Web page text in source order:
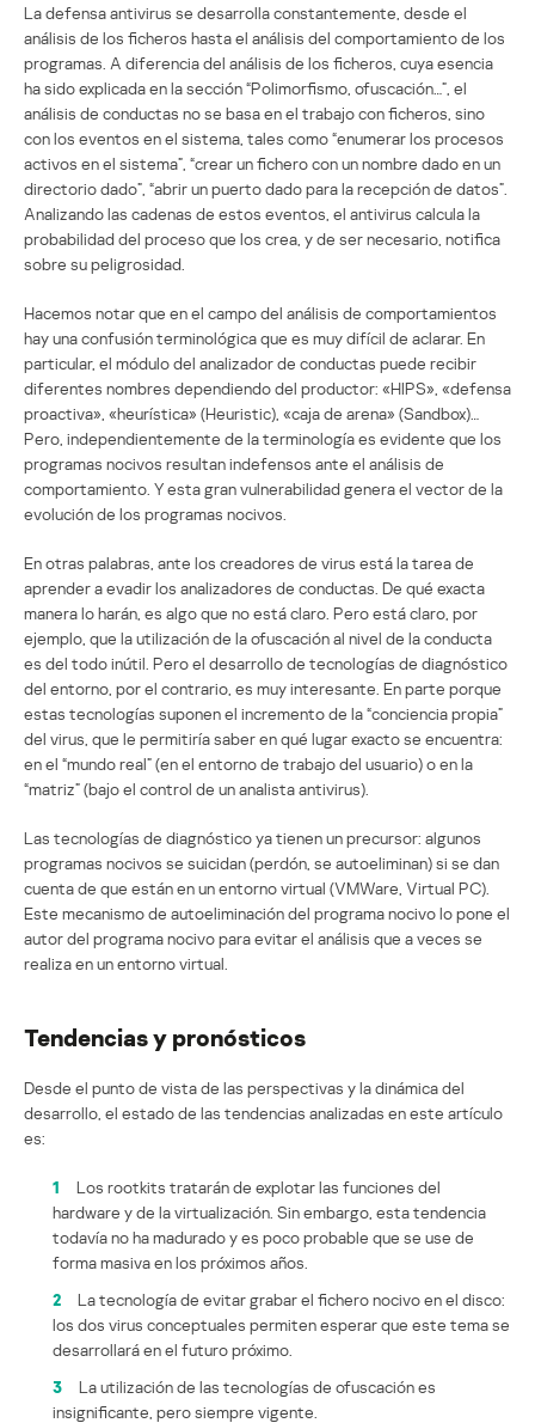
La defensa antivirus se desarrolla constantemente, desde el
análisis de los ficheros hasta el análisis del comportamiento de los
programas. A diferencia del análisis de los ficheros, cuya esencia
ha sido explicada en la sección “Polimorfismo, ofuscación…”, el
análisis de conductas no se basa en el trabajo con ficheros, sino
con los eventos en el sistema, tales como “enumerar los procesos
activos en el sistema”, “crear un fichero con un nombre dado en un
directorio dado”, “abrir un puerto dado para la recepción de datos”.
Analizando las cadenas de estos eventos, el antivirus calcula la
probabilidad del proceso que los crea, y de ser necesario, notifica
sobre su peligrosidad.
Hacemos notar que en el campo del análisis de comportamientos
hay una confusión terminológica que es muy difícil de aclarar. En
particular, el módulo del analizador de conductas puede recibir
diferentes nombres dependiendo del productor: «HIPS», «defensa
proactiva», «heurística» (Heuristic), «caja de arena» (Sandbox)…
Pero, independientemente de la terminología es evidente que los
programas nocivos resultan indefensos ante el análisis de
comportamiento. Y esta gran vulnerabilidad genera el vector de la
evolución de los programas nocivos.
En otras palabras, ante los creadores de virus está la tarea de
aprender a evadir los analizadores de conductas. De qué exacta
manera lo harán, es algo que no está claro. Pero está claro, por
ejemplo, que la utilización de la ofuscación al nivel de la conducta
es del todo inútil. Pero el desarrollo de tecnologías de diagnóstico
del entorno, por el contrario, es muy interesante. En parte porque
estas tecnologías suponen el incremento de la “conciencia propia”
del virus, que le permitiría saber en qué lugar exacto se encuentra:
en el “mundo real” (en el entorno de trabajo del usuario) o en la
“matriz” (bajo el control de un analista antivirus).
Las tecnologías de diagnóstico ya tienen un precursor: algunos
programas nocivos se suicidan (perdón, se autoeliminan) si se dan
cuenta de que están en un entorno virtual (VMWare, Virtual PC).
Este mecanismo de autoeliminación del programa nocivo lo pone el
autor del programa nocivo para evitar el análisis que a veces se
realiza en un entorno virtual.
Tendencias y pronósticos
Desde el punto de vista de las perspectivas y la dinámica del
desarrollo, el estado de las tendencias analizadas en este artículo
es:
1
Los rootkits tratarán de explotar las funciones del
hardware y de la virtualización. Sin embargo, esta tendencia
todavía no ha madurado y es poco probable que se use de
forma masiva en los próximos años.
2
La tecnología de evitar grabar el fichero nocivo en el disco:
los dos virus conceptuales permiten esperar que este tema se
desarrollará en el futuro próximo.
3
La utilización de las tecnologías de ofuscación es
insignificante, pero siempre vigente.